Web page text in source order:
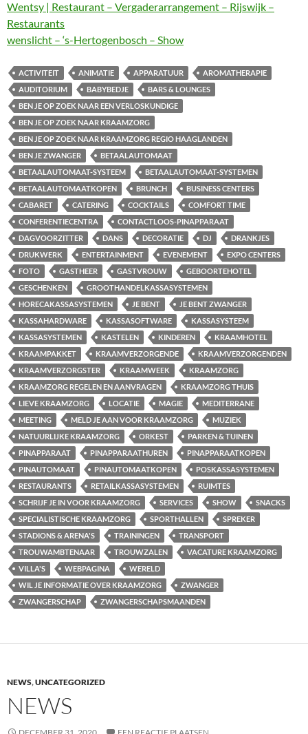
Wentsy | Restaurant – Vergaderarrangement – Rijswijk –
Restaurants
wenslicht – ‘s-Hertogenbosch – Show
ACTIVITEIT ANIMATIE APPARATUUR
AROMATHERAPIE
AUDITORIUM
BABYBEDJE
BARS & LOUNGES
BEN JE OP ZOEK NAAR EEN VERLOSKUNDIGE
BEN JE OP ZOEK NAAR KRAAMZORG
BEN JE OP ZOEK NAAR KRAAMZORG REGIO HAAGLANDEN
BEN JE ZWANGER
BETAALAUTOMAAT
BETAALAUTOMAAT-SYSTEEM
BETAALAUTOMAAT-SYSTEMEN
BETAALAUTOMAATKOPEN
BRUNCH
BUSINESS CENTERS
CABARET
CATERING COCKTAILS
COMFORT TIME
CONFERENTIECENTRA
CONTACTLOOS-PINAPPARAAT
DAGVOORZITTER
DANS DECORATIE DJ
DRANKJES
DRUKWERK
ENTERTAINMENT EVENEMENT
EXPO CENTERS
FOTO
GASTHEER GASTVROUW
GEBOORTEHOTEL
GESCHENKEN
GROOTHANDELKASSASYSTEMEN
HORECAKASSASYSTEMEN
JE BENT
JE BENT ZWANGER
KASSAHARDWARE
KASSASOFTWARE
KASSASYSTEEM
KASSASYSTEMEN
KASTELEN KINDEREN
KRAAMHOTEL
KRAAMPAKKET
KRAAMVERZORGENDE
KRAAMVERZORGENDEN
KRAAMVERZORGSTER
KRAAMWEEK
KRAAMZORG
KRAAMZORG REGELEN EN AANVRAGEN
KRAAMZORG THUIS
LIEVE KRAAMZORG
LOCATIE MAGIE
MEDITERRANE
MEETING
MELD JE AAN VOOR KRAAMZORG
MUZIEK
NATUURLIJKE KRAAMZORG
ORKEST
PARKEN & TUINEN
PINAPPARAAT
PINAPPARAATHUREN
PINAPPARAATKOPEN
PINAUTOMAAT
PINAUTOMAATKOPEN
POSKASSASYSTEMEN
RESTAURANTS
RETAILKASSASYSTEMEN
RUIMTES
SCHRIJF JE IN VOOR KRAAMZORG
SERVICES SHOW
SNACKS
SPECIALISTISCHE KRAAMZORG
SPORTHALLEN
SPREKER
STADIONS & ARENA'S
TRAININGEN
TRANSPORT
TROUWAMBTENAAR
TROUWZALEN
VACATURE KRAAMZORG
VILLA'S
WEBPAGINA
WERELD
WIL JE INFORMATIE OVER KRAAMZORG
ZWANGER
ZWANGERSCHAP
ZWANGERSCHAPSMAANDEN
NEWS,UNCATEGORIZED
NEWS